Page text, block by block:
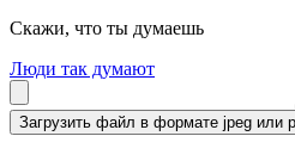
Скажи, что ты думаешь
Люди так думают